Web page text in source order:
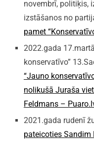
novembrī, politiķis,
izstāšanos no
pamet
2022.gada
konservatīvo”
“Jauno
nolikušā Juraša
Feldmans –
2021.gada rudenī
pateicoties Sandim